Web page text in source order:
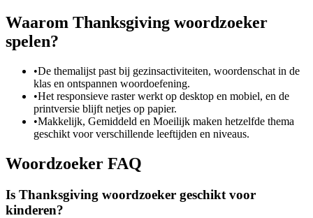
Waarom Thanksgiving woordzoeker
spelen?
•De themalijst past bij gezinsactiviteiten, woordenschat in de
klas en ontspannen woordoefening.
•Het responsieve raster werkt op desktop en mobiel, en de
printversie blijft netjes op papier.
•Makkelijk, Gemiddeld en Moeilijk maken hetzelfde thema
geschikt voor verschillende leeftijden en niveaus.
Woordzoeker FAQ
Is Thanksgiving woordzoeker geschikt voor
kinderen?